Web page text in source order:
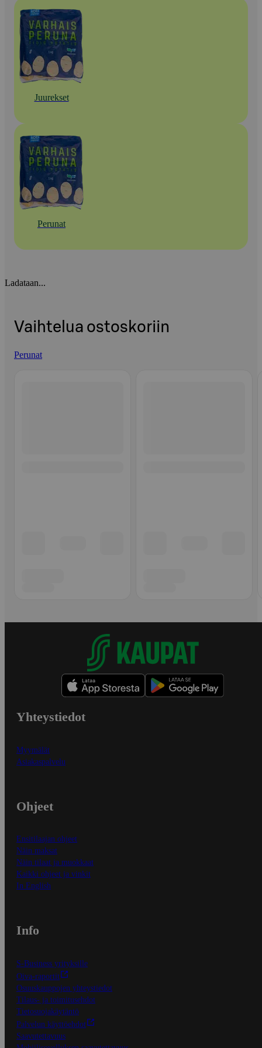
Juurekset
Perunat
Ladataan...
Vaihtelua ostoskoriin
Perunat
Yhteystiedot
Myymälät
Asiakaspalvelu
Ohjeet
Ensitilaajan ohjeet
Näin maksat
Näin tilaat ja muokkaat
Kaikki ohjeet ja vinkit
In English
Info
S-Business yrityksille
Oiva-raportit
Osuuskauppojen yhteystiedot
Tilaus- ja toimitusehdot
Tietosuojakäytäntö
Palvelun käyttöehdot
Saavutettavuus